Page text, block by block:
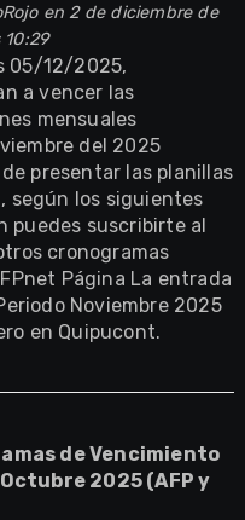
en 2 de diciembre de
10:29
05/12/2025,
a vencer las
mensuales
del 2025
presentar las planillas
según los siguientes
puedes suscribirte al
cronogramas
Página La entrada
Noviembre 2025
en Quipucont.
de Vencimiento
2025 (AFP y